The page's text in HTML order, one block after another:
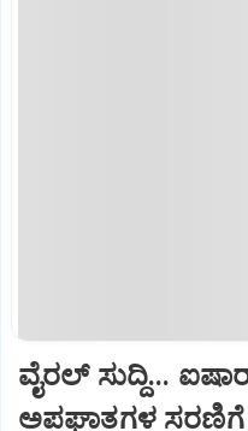
ವೈರಲ್ ಸುದ್ದಿ...
ಅಪಘಾತಗಳ